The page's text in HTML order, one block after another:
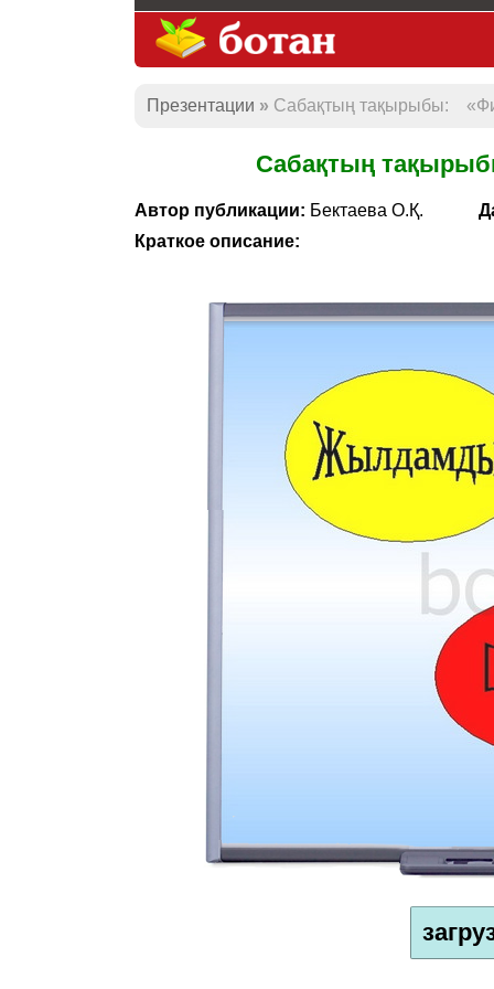
Презентации Сабақтың тақырыбы:
Сабақтың
Автор публикации: Бектаева О.Қ.
Краткое описание: